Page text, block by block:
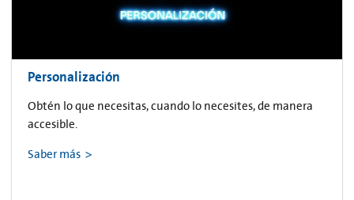
Personalización
Obtén lo que necesitas, cuando lo necesites, de manera
accesible.
Saber más